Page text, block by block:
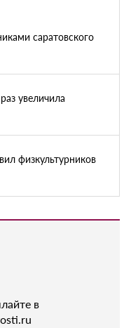
саратовского
увеличила
физкультурников
в